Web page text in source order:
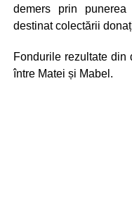
demers prin
destinat colectării
Fondurile rezultate din
între Matei și Mabel.